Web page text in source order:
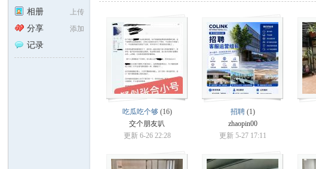
上传
相册
添加
分享
记录
吃瓜吃个够(16)
交个朋友叭
更新 6-26 22:28
招聘(1)
zhaopin00
更新 5-27 17:11